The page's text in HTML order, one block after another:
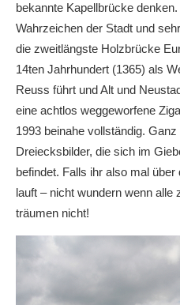
bekannte Kapellbrücke
Wahrzeichen der Stadt und
die zweitlängste Holzbrücke
14ten Jahrhundert (1365) als
Reuss führt und Alt und
eine achtlos weggeworfene
1993 beinahe vollständig.
Dreiecksbilder, die sich im
befindet. Falls ihr also mal
lauft – nicht wundern wenn
träumen nicht!